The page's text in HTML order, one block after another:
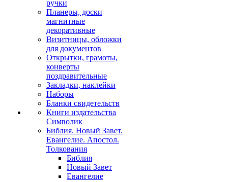
ручки
Планеры, доски
магнитные
декоративные
Визитницы, обложки
для документов
Открытки, грамоты,
конверты
поздравительные
Закладки, наклейки
Наборы
Бланки свидетельств
Книги издательства
Символик
Библия. Новый Завет.
Евангелие. Апостол.
Толкования
Библия
Новый Завет
Евангелие